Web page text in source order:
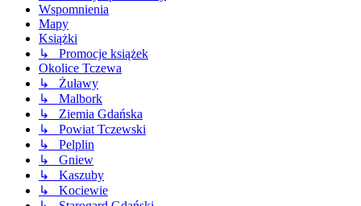
Wspomnienia
Mapy
Książki
↳ Promocje książek
Okolice Tczewa
↳ Żuławy
↳ Malbork
↳ Ziemia Gdańska
↳ Powiat Tczewski
↳ Pelplin
↳ Gniew
↳ Kaszuby
↳ Kociewie